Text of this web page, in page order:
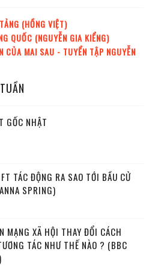
(HỒNG VIỆT)
QUỐC (NGUYỄN GIA KIỂNG)
CỦA MAI SAU - TUYỂN TẬP NGUYỄN
GỐC NHẬT
TÁC ĐỘNG RA SAO TỚI BẦU CỬ
SPRING)
MẠNG XÃ HỘI THAY ĐỔI CÁCH
TÁC NHƯ THẾ NÀO ? (BBC